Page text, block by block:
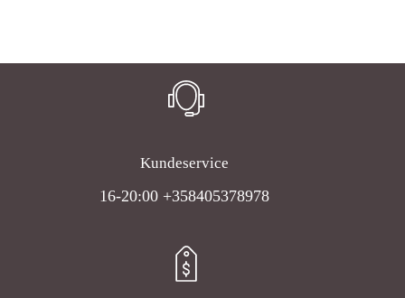
Kundeservice
16-20:00 +358405378978